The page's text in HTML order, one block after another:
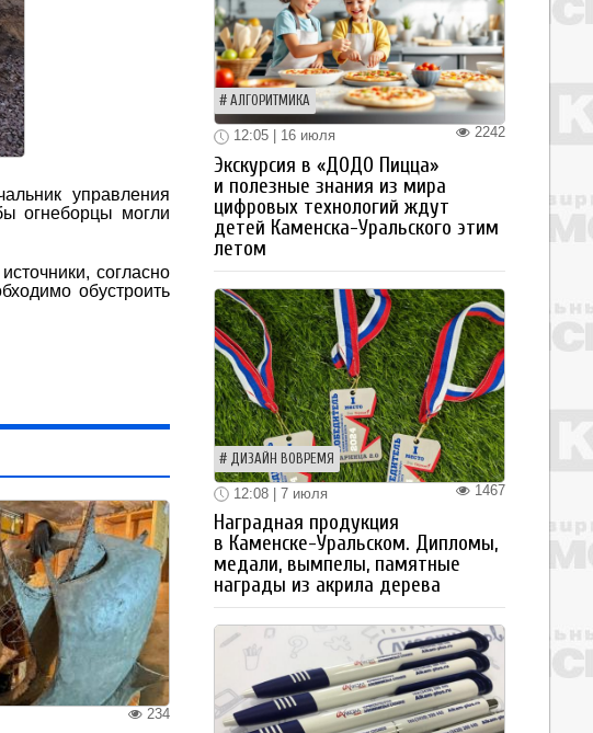
управления
огнеборцы могли
согласно
обустроить
234
АЛГОРИТМИКА
2242
12:05 | 16 июля
Экскурсия в «ДОДО Пицца»
и полезные знания из мира
цифровых технологий ждут
детей Каменска-Уральского этим
летом
ДИЗАЙН ВОВРЕМЯ
1467
12:08 | 7 июля
Наградная продукция
в Каменске-Уральском. Дипломы,
медали, вымпелы, памятные
награды из акрила дерева